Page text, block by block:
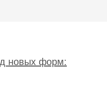
новых форм: